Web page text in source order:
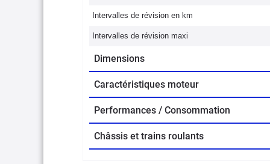
Intervalles de révision en km
Intervalles de révision maxi
Dimensions
Caractéristiques moteur
Performances / Consommation
Châssis et trains roulants